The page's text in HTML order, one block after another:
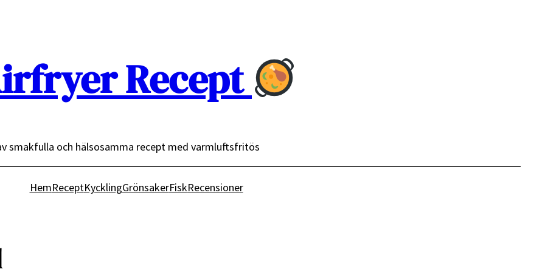
Recept
smakfulla och hälsosamma recept med varmluftsfritös
HemReceptKycklingGrönsakerFiskRecensioner